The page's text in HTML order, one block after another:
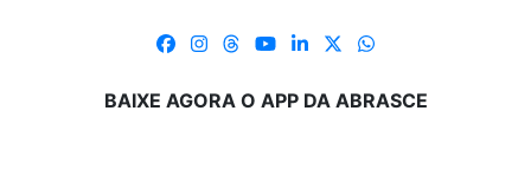
BAIXE AGORA O APP DA ABRASCE